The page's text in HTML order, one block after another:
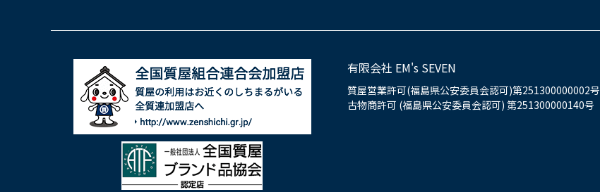
有限会社 EM's SEVEN
質屋営業許可(福島県公安委員会認可)第251300000002号
古物商許可 (福島県公安委員会認可) 第251300000140号